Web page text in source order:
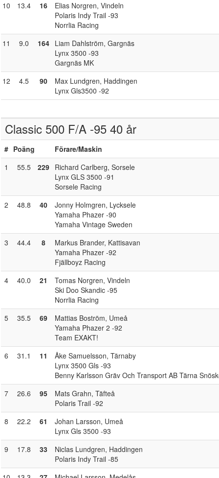
10
13.4 16 Elias Norgren, Vindeln
Polaris Indy Trail -93
Norrlia Racing
11
9.0 164 Liam Dahlström, Gargnäs
Lynx 3500 -93
Gargnäs MK
12
4.5 90 Max Lundgren, Haddingen
Lynx Gls3500 -92
Classic 500 F/A -95 40 år
# Poäng Förare/Maskin
1
55.5 229 Richard Carlberg, Sorsele
Lynx GLS 3500 -91
Sorsele Racing
2
48.8 40 Jonny Holmgren, Lycksele
Yamaha Phazer -90
Yamaha Vintage Sweden
3
44.4 8 Markus Brander, Kattisavan
Yamaha Phazer -92
Fjällboyz Racing
4
40.0 21 Tomas Norgren, Vindeln
Ski Doo Skandic -95
Norrlia Racing
5
35.5 69 Mattias Boström, Umeå
Yamaha Phazer 2 -92
Team EXAKT!
6
31.1 11 Åke Samuelsson, Tärnaby
Lynx 3500 Gls -93
Benny Karlsson Gräv Och Transport AB Tärna
7
26.6 95 Mats Grahn, Täfteå
Polaris Trail -92
8
22.2 61 Johan Larsson, Umeå
Lynx Gls 3500 -93
9
17.8 33 Niclas Lundgren, Haddingen
Polaris Indy Trail -85